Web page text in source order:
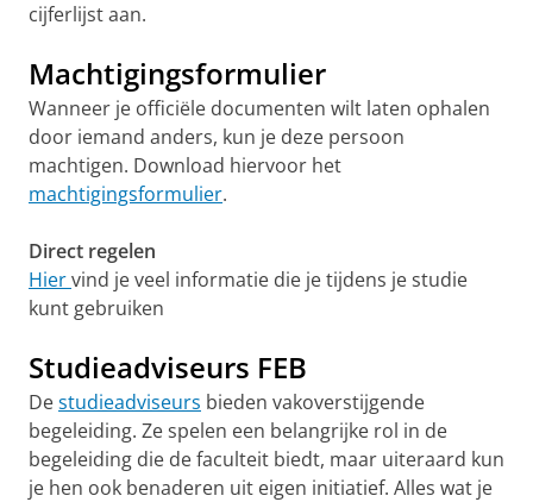
cijferlijst aan.
Machtigingsformulier
Wanneer je officiële documenten wilt laten ophalen
door iemand anders, kun je deze persoon
machtigen. Download hiervoor het
machtigingsformulier.
Direct regelen
Hiervind je veel informatie die je tijdens je studie
kunt gebruiken
Studieadviseurs FEB
Destudieadviseurs bieden vakoverstijgende
begeleiding. Ze spelen een belangrijke rol in de
begeleiding die de faculteit biedt, maar uiteraard kun
je hen ook benaderen uit eigen initiatief. Alles wat je